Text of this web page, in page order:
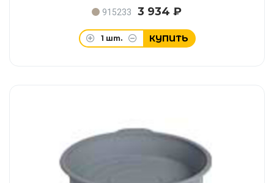
915233 3 934 ₽
1 шт. КУПИТЬ